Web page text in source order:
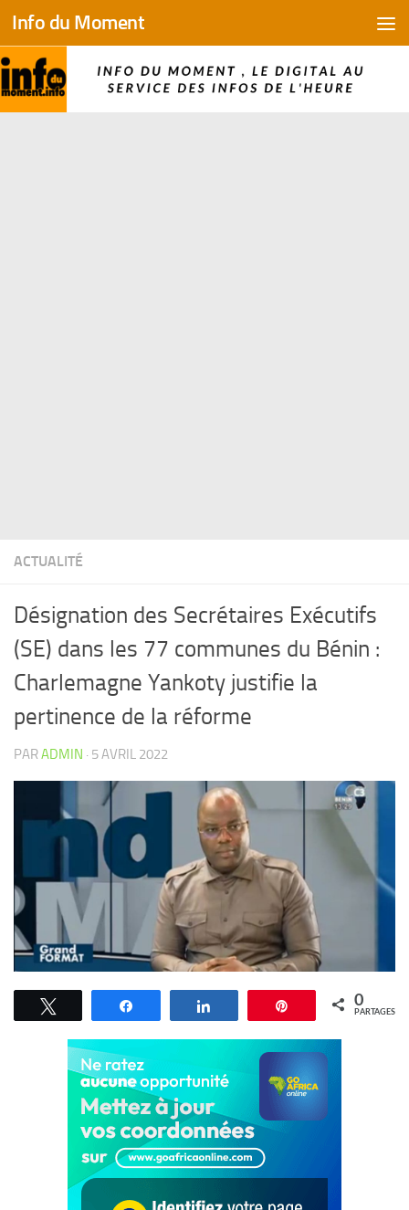
Skip to content
Info du Moment
ACTUALITÉ
Désignation des Secrétaires Exécutifs
(SE) dans les 77 communes du Bénin :
Charlemagne Yankoty justifie la
pertinence de la réforme
PARADMIN · 5 AVRIL 2022
Épingle 0
PARTAGES